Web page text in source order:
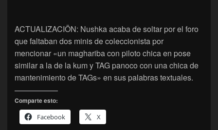
ACTUALIZACIÖN: Nushka acaba de soltar por el foro
que faltaban dos minis de coleccionista por
mencionar «un maghariba con piloto chica en pose
similar a la de la kum y TAG panoco con una chica de
mantenimiento de TAGs» en sus palabras textuales.
Comparte esto:
Facebook
X